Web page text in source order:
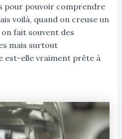
pour pouvoir comprendre
voilà, quand on creuse un
fait souvent des
mais surtout
est-elle vraiment prête à